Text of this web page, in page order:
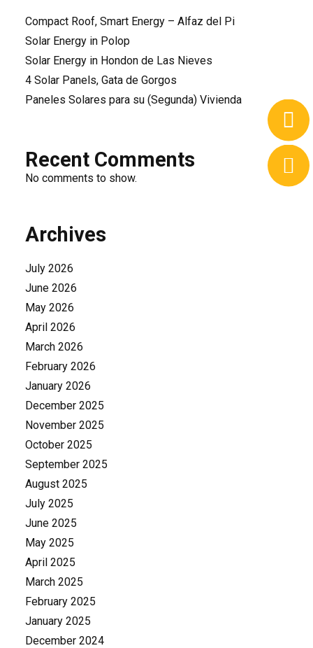
Compact Roof, Smart Energy – Alfaz del Pi
Solar Energy in Polop
Solar Energy in Hondon de Las Nieves
4 Solar Panels, Gata de Gorgos
Paneles Solares para su (Segunda) Vivienda
Recent Comments
No comments to show.
Archives
July 2026
June 2026
May 2026
April 2026
March 2026
February 2026
January 2026
December 2025
November 2025
October 2025
September 2025
August 2025
July 2025
June 2025
May 2025
April 2025
March 2025
February 2025
January 2025
December 2024